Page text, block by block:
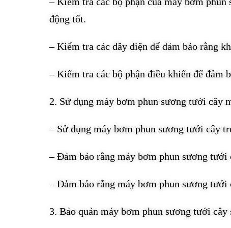
động tốt.
– Kiểm tra các dây điện để đảm bảo rằng
– Kiểm tra các bộ phận điều khiển để đảm
2. Sử dụng máy bơm phun sương tưới cây
– Sử dụng máy bơm phun sương tưới cây
– Đảm bảo rằng máy bơm phun sương
– Đảm bảo rằng máy bơm phun sương
3. Bảo quản máy bơm phun sương tưới cây